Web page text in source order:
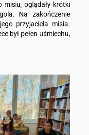
misiu, oglądały krótki
Na zakończenie
przyjaciela misia.
był pełen uśmiechu,